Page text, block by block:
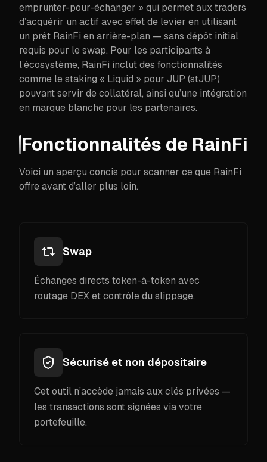
emprunter-pour-échanger » qui permet aux traders
d’acquérir un actif avec effet de levier en utilisant
un prêt RainFi en arrière-plan — sans dépôt initial
requis pour le swap. Pour les participants à
l’écosystème, RainFi inclut des fonctionnalités
comme le staking « Liquid » pour JUP (stJUP)
pouvant servir de collatéral, ainsi qu’une intégration
en marque blanche pour les partenaires.
Fonctionnalités de RainFi
Voici un aperçu concis pour scanner ce que RainFi
offre avant d’aller plus loin.
Swap
Échanges directs token-à-token avec
routage DEX et contrôle du slippage.
Sécurisé et non dépositaire
Cet outil n’accède jamais aux clés privées —
les transactions sont signées via votre
portefeuille.